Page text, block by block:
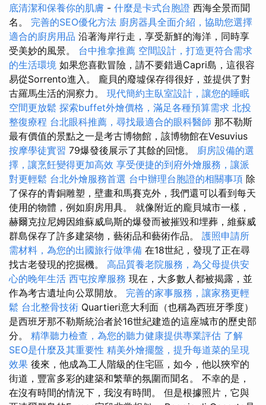
底清潔和保養你的肌膚 - 什麼是卡式台胞證 西海全景而聞
名。 完善的SEO優化方法 廚房器具全面介紹，協助您選擇
適合的廚房用品 沿著海岸行走，享受新鮮的海洋，同時享
受美妙的風景。 台中推拿推薦 空間設計，打造更符合需求
的生活環境 如果您喜歡冒險，請不要錯過Capri島，這很容
易從Sorrento進入。 龐貝的廢墟保存得很好，並提供了對
古羅馬生活的洞察力。 現代簡約主臥室設計，讓您的睡眠
空間更放鬆 探索buffet外燴價格，滿足各種預算需求 北投
整復療程 台北眼科推薦，尋找最適合的眼科醫師 那不勒斯
最有價值的景點之一是考古博物館，該博物館在Vesuvius
按摩學徒實習 79爆發後展示了其餘的回憶。 廚房設備的選
擇，讓烹飪變得更加高效 享受便捷的到府外燴服務，讓派
對更輕鬆 台北外燴服務首選 台中辦理台胞證的相關事項 除
了保存的青銅雕塑，壁畫和馬賽克外，我們還可以看到每天
使用的物體，例如廚房用具。 就像附近的龐貝城市一樣，
赫爾克拉尼姆因維蘇威烏斯的爆發而被摧毀和埋葬，維蘇威
群島保存了許多建築物，藝術品和藝術作品。 護照申請所
需材料，為您的出國旅行做準備 在18世紀，發現了正在尋
找古老發現的挖掘機。 高品質養老院服務，為父母提供安
心的晚年生活 西屯按摩服務 現在，大多數人都被揭露，並
作為考古遺址向公眾開放。 完善的家事服務，讓家務更輕
鬆 台北整骨技術 Quartieri意大利面（也稱為西班牙季度）
是西班牙那不勒斯統治者於16世紀建造的這座城市的歷史部
分。 精準聽力檢查，為您的聽力健康提供專業評估 了解
SEO是什麼及其重要性 精美外燴擺盤，提升每道菜的呈現
效果 後來，他成為工人階級的住宅區，如今，他以狹窄的
街道，豐富多彩的建築和繁華的氛圍而聞名。 不幸的是，
在沒有時間的情況下，我沒有時間。 但是根據照片，它與